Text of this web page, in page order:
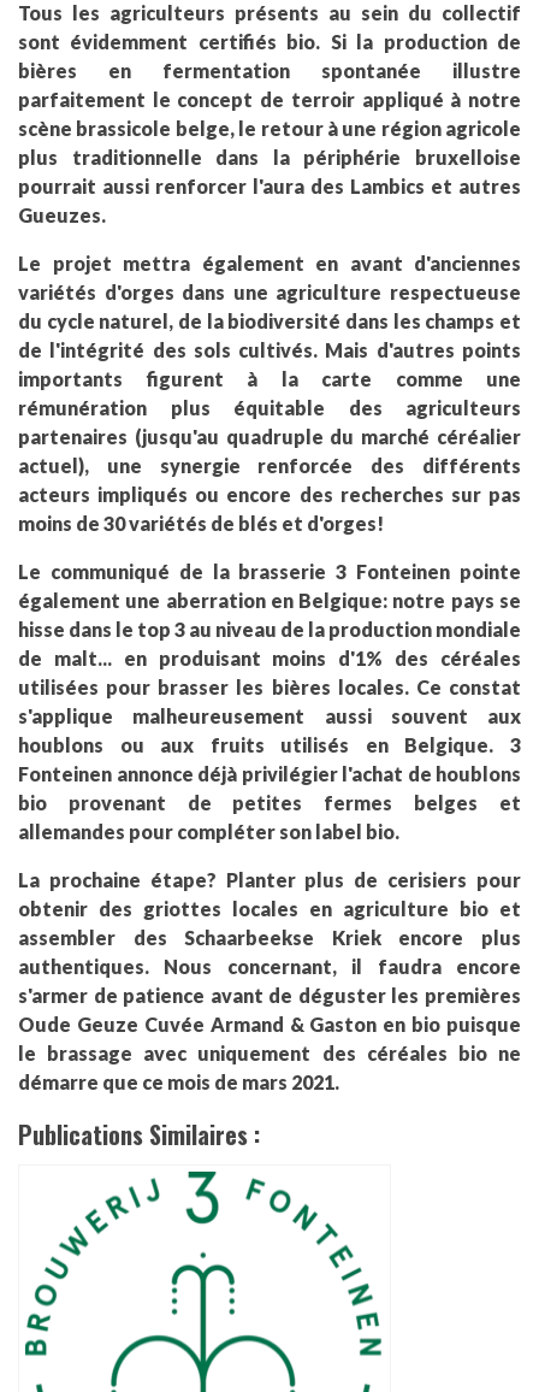
Tous les agriculteurs présents au sein du collectif
sont évidemment certifiés bio. Si la production de
bières en fermentation spontanée illustre
parfaitement le concept de terroir appliqué à notre
scène brassicole belge, le retour à une région agricole
plus traditionnelle dans la périphérie bruxelloise
pourrait aussi renforcer l'aura des Lambics et autres
Gueuzes.
Le projet mettra également en avant d'anciennes
variétés d'orges dans une agriculture respectueuse
du cycle naturel, de la biodiversité dans les champs et
de l'intégrité des sols cultivés. Mais d'autres points
importants figurent à la carte comme une
rémunération plus équitable des agriculteurs
partenaires (jusqu'au quadruple du marché céréalier
actuel), une synergie renforcée des différents
acteurs impliqués ou encore des recherches sur pas
moins de 30 variétés de blés et d'orges!
Le communiqué de la brasserie 3 Fonteinen pointe
également une aberration en Belgique: notre pays se
hisse dans le top 3 au niveau de la production mondiale
de malt... en produisant moins d'1% des céréales
utilisées pour brasser les bières locales. Ce constat
s'applique malheureusement aussi souvent aux
houblons ou aux fruits utilisés en Belgique. 3
Fonteinen annonce déjà privilégier l'achat de houblons
bio provenant de petites fermes belges et
allemandes pour compléter son label bio.
La prochaine étape? Planter plus de cerisiers pour
obtenir des griottes locales en agriculture bio et
assembler des Schaarbeekse Kriek encore plus
authentiques. Nous concernant, il faudra encore
s'armer de patience avant de déguster les premières
Oude Geuze Cuvée Armand & Gaston en bio puisque
le brassage avec uniquement des céréales bio ne
démarre que ce mois de mars 2021.
Publications Similaires :